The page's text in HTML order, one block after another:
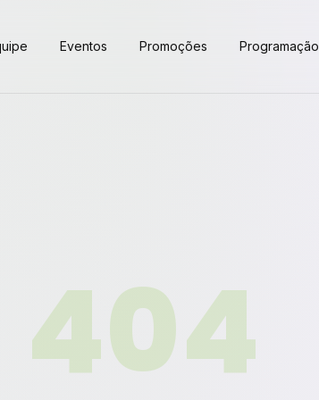
Eventos Promoções Programação
404